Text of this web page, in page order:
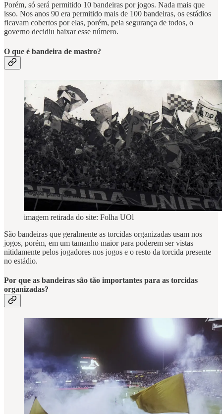
Porém, só será permitido 10 bandeiras por jogos. Nada mais que
isso. Nos anos 90 era permitido mais de 100 bandeiras, os estádios
ficavam cobertos por elas, porém, pela segurança de todos, o
governo decidiu baixar esse número.
O que é bandeira de mastro?
imagem retirada do site: Folha UOl
São bandeiras que geralmente as torcidas organizadas usam nos
jogos, porém, em um tamanho maior para poderem ser vistas
nitidamente pelos jogadores nos jogos e o resto da torcida presente
no estádio.
Por que as bandeiras são tão importantes para as torcidas
organizadas?